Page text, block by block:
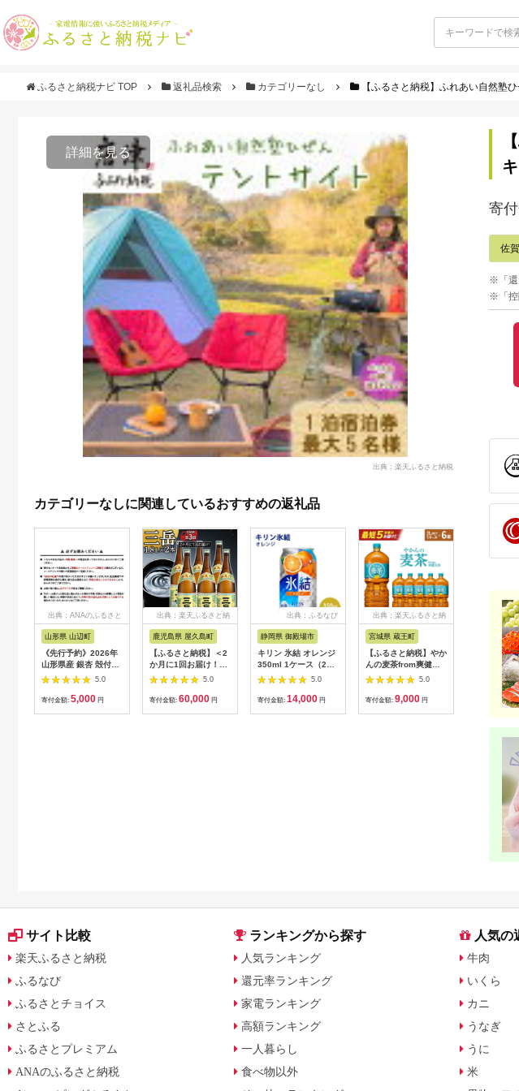
ふるさと納税ナビ TOP 返礼品検索 カテゴリーなし 【ふるさと納税】ふれあい自然塾
詳細を見る
出典：楽天ふるさと納税
カテゴリーなしに関連しているおすすめの返礼品
出典：ANAのふるさと
山形県 山辺町
《先行予約》2026年
山形県産 銀杏 殻付き
M 約800g（200g×4
パック） 2026年10月
上旬から順次発送 ぎ
5.0
寄付金額: 5,000 円
出典：楽天ふるさと納
鹿児島県 屋久島町
【ふるさと納税】＜2
か月に1回お届け！定
期便 全3回＞三岳
1.8L×2本セット | 三
岳 焼酎 1800mL 2本
5.0
寄付金額: 60,000 円
出典：ふるなび
静岡県 御殿場市
キリン 氷結 オレンジ
350ml 1ケース（24
本）◇ | チューハイ
酎ハイ KIRIN
5.0
寄付金額: 14,000 円
出典：楽天ふるさと納
宮城県 蔵王町
【ふるさと納税】やか
んの麦茶from爽健美
茶 PET2L×6本
【04301-0522】
5.0
寄付金額: 9,000 円
出典：JRE
鹿児島県 霧
K-223 産地
茶5本セッ
本)【ヘン
島産 お茶
緑茶 銘茶
寄付金額:
寄
佐
※「還
※「控
サイト比較
楽天ふるさと納税
ふるなび
ふるさとチョイス
さとふる
ふるさとプレミアム
ANAのふるさと納税
ランキングから探す
人気ランキング
還元率ランキング
家電ランキング
高額ランキング
一人暮らし
食べ物以外
人気の
牛肉
いくら
カニ
うなぎ
うに
米